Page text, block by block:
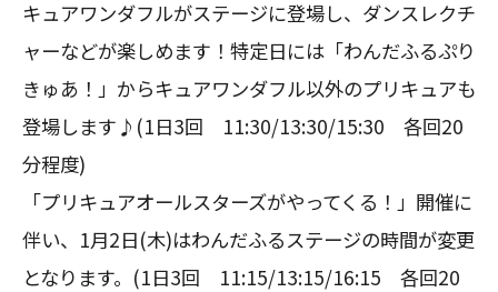
キュアワンダフルがステージに登場し、ダンスレクチ
ャーなどが楽しめます！特定日には「わんだふるぷり
きゅあ！」からキュアワンダフル以外のプリキュアも
登場します♪(1日3回 11:30/13:30/15:30 各回20
分程度)
「プリキュアオールスターズがやってくる！」開催に
伴い、1月2日(木)はわんだふるステージの時間が変更
となります。(1日3回 11:15/13:15/16:15 各回20